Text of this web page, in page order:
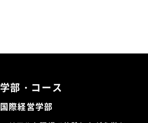
学部・コース
国際経営学部